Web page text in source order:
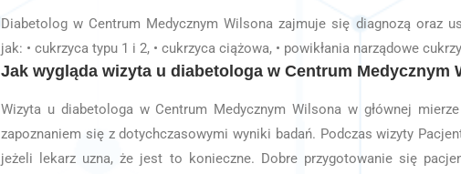
Diabetolog w Centrum Medycznym Wilsona zajmuje się diagnozą oraz
jak: • cukrzyca typu 1 i 2, • cukrzyca ciążowa, • powikłania narządowe
Jak wygląda wizyta u diabetologa w Centrum Medycznym
Wizyta u diabetologa w Centrum Medycznym Wilsona w głównej
zapoznaniem się z dotychczasowymi wyniki badań. Podczas wizyty
jeżeli lekarz uzna, że jest to konieczne. Dobre przygotowanie się